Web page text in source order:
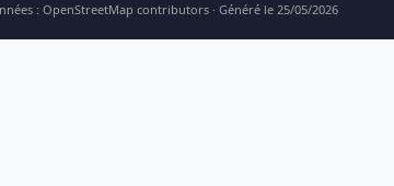
: OpenStreetMap contributors · Généré le 25/05/2026